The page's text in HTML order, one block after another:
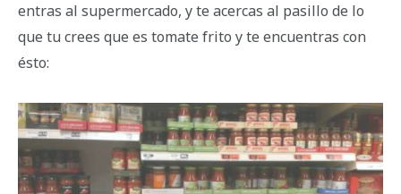
entras al supermercado, y te acercas al pasillo de lo
que tu crees que es tomate frito y te encuentras con
ésto: